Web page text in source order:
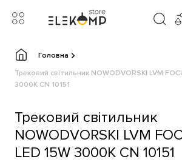
Головна
Трековий світильник NOWODVORSKI LVM
3000К CN 10151
Трековий світильник
NOWODVORSKI LVM
LED 15W 3000К CN 10151